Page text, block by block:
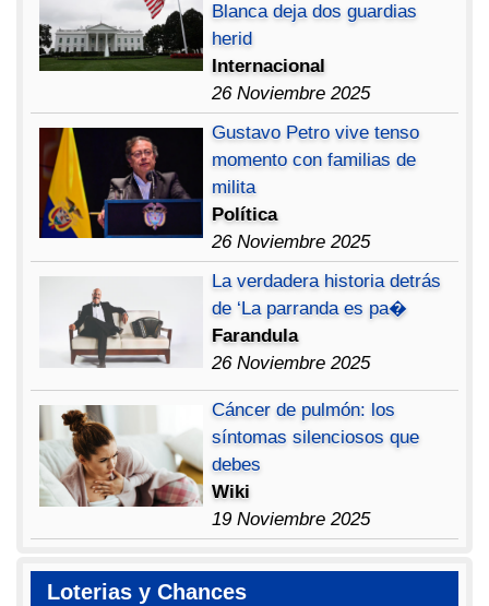
Blanca deja dos guardias
herid
Internacional
26 Noviembre 2025
Gustavo Petro vive tenso
momento con familias de
milita
Política
26 Noviembre 2025
La verdadera historia detrás
de ‘La parranda es pa�
Farandula
26 Noviembre 2025
Cáncer de pulmón: los
síntomas silenciosos que
debes
Wiki
19 Noviembre 2025
Loterias y Chances